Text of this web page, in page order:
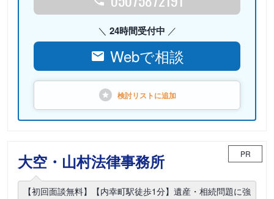
24時間受付中
Webで相談
検討リストに追加
大空・山村法律事務所 PR
【初回面談無料】【内幸町駅徒歩1分】遺産・相続問題に強